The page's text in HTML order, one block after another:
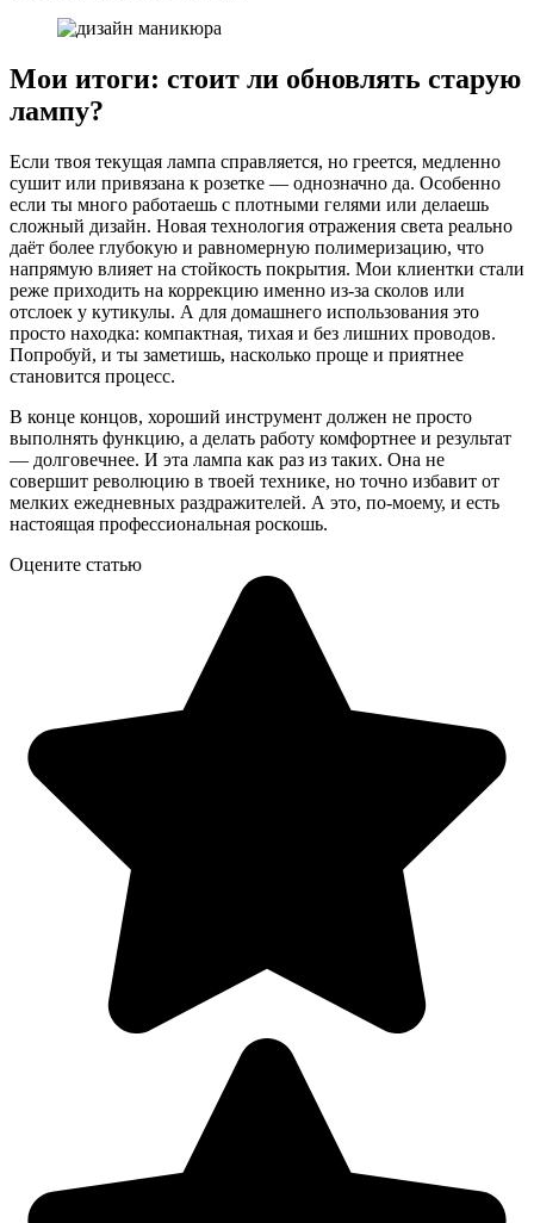
Мои итоги: стоит ли обновлять старую
лампу?
Если твоя текущая лампа справляется, но греется, медленно
сушит или привязана к розетке — однозначно да. Особенно
если ты много работаешь с плотными гелями или делаешь
сложный дизайн. Новая технология отражения света реально
даёт более глубокую и равномерную полимеризацию, что
напрямую влияет на стойкость покрытия. Мои клиентки стали
реже приходить на коррекцию именно из-за сколов или
отслоек у кутикулы. А для домашнего использования это
просто находка: компактная, тихая и без лишних проводов.
Попробуй, и ты заметишь, насколько проще и приятнее
становится процесс.
В конце концов, хороший инструмент должен не просто
выполнять функцию, а делать работу комфортнее и результат
— долговечнее. И эта лампа как раз из таких. Она не
совершит революцию в твоей технике, но точно избавит от
мелких ежедневных раздражителей. А это, по-моему, и есть
настоящая профессиональная роскошь.
Оцените статью